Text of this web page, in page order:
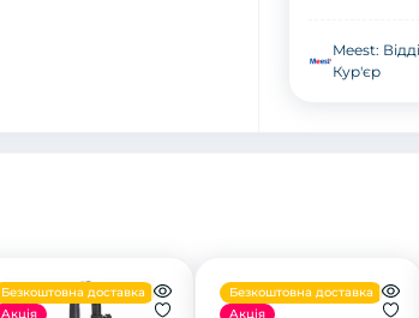
Meest:
Кур'єр
Безкоштовна доставка
Акція
Безкоштовна доставка
Акція